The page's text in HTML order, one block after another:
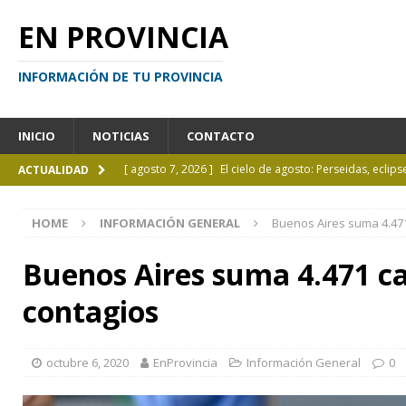
EN PROVINCIA
INFORMACIÓN DE TU PROVINCIA
INICIO NOTICIAS CONTACTO
ACTUALIDAD [ agosto 7, 2026 ] El cielo de agosto: Perseidas,
[ agosto 6, 2026 ] Calendario de eventos turísticos en
[ agosto 6, 2026 ]
La UCALP incorpora la
Inhabilitado por realizar
HOME INFORMACIÓN GENERAL Buenos Aires suma
Buenos Aires suma 4.471
contagios
octubre 6, 2020 EnProvincia Información General 0